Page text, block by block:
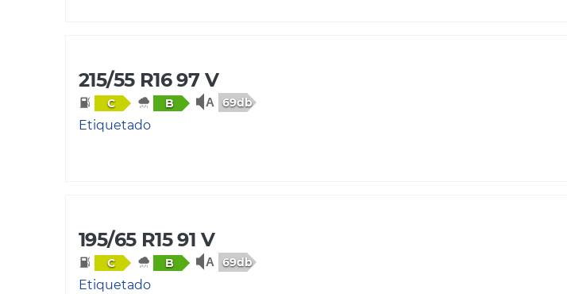
215/55 R16 97 V
C B 69db
Etiquetado
195/65 R15 91 V
C B 69db
Etiquetado